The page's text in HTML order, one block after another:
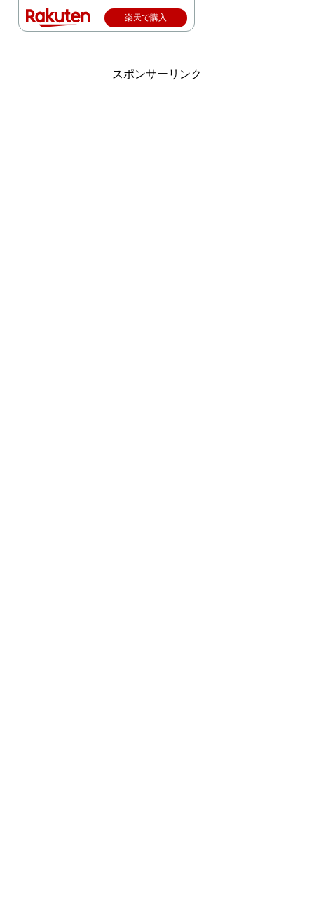
楽天で購入
スポンサーリンク